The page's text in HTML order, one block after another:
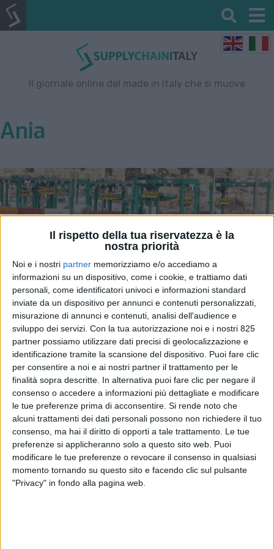
Il rispetto della tua riservatezza è la
nostra priorità
Noi e i nostri partner memorizziamo e/o accediamo a
informazioni su un dispositivo, come i cookie, e trattiamo dati
personali, come identificatori univoci e informazioni standard
inviate da un dispositivo per annunci e contenuti personalizzati,
misurazione di annunci e contenuti, analisi dell'audience e
sviluppo dei servizi. Con la tua autorizzazione noi e i nostri 825
partner possiamo utilizzare dati precisi di geolocalizzazione e
identificazione tramite la scansione del dispositivo. Puoi fare clic
per consentire a noi e ai nostri partner il trattamento per le
finalità sopra descritte. In alternativa puoi fare clic per negare il
consenso o accedere a informazioni più dettagliate e modificare
le tue preferenze prima di acconsentire. Si rende noto che
alcuni trattamenti dei dati personali possono non richiedere il tuo
consenso, ma hai il diritto di opporti a tale trattamento. Le tue
preferenze si applicheranno solo a questo sito web. Puoi
modificare le tue preferenze o revocare il consenso in qualsiasi
momento tornando su questo sito e facendo clic sul pulsante
"Privacy" in fondo alla pagina web.
Il giornale online del made in Italy che si muove
Ania
Anche con resa Ex Works
permane per il venditore il
rispetto delle norme sulle
sanzioni alla Russia
TRASPORTI 5 GIUGNO 2025